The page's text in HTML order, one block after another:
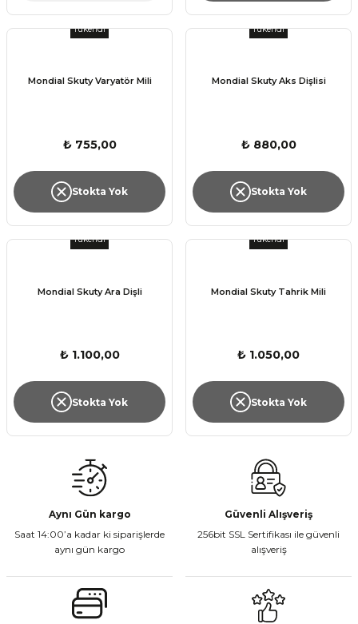
Tükendi
Mondial Skuty Varyatör Mili
₺ 755,00
Stokta Yok
Tükendi
Mondial Skuty Aks Dişlisi
₺ 880,00
Stokta Yok
Tükendi
Mondial Skuty Ara Dişli
₺ 1.100,00
Stokta Yok
Tükendi
Mondial Skuty Tahrik Mili
₺ 1.050,00
Stokta Yok
Aynı Gün kargo
Saat 14:00’a kadar ki siparişlerde
aynı gün kargo
Güvenli Alışveriş
256bit SSL Sertifikası ile güvenli
alışveriş